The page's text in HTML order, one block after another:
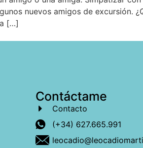
nuevos amigos de excursión.
[…]
Contáctame
Contacto
(+34) 627.665.991